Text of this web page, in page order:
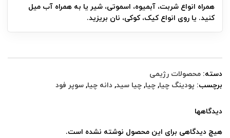
همراه انواع شربت، آبمیوه، اسموتی، شیر یا به همراه آب میل
کنید. یا روی انواع کیک، کوکی، نان بریزید.
دسته: محصولات رژیمی
برچسب: پودینگ چیا, چیا, چیا سید, دانه چیا, سوپر فود
دیدگاهها
هیچ دیدگاهی برای این محصول نوشته نشده است.